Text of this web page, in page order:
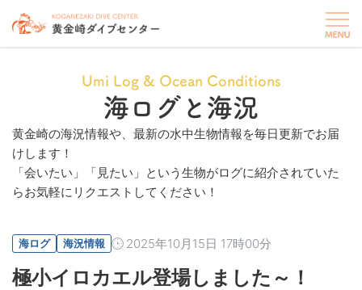
Umi Log & Ocean Conditions
海ログと海況
黄金崎の海況情報や、最新の水中生物情報を毎日更新でお届
けします！
「会いたい」「見たい」という生物がログに紹介されていた
らお気軽にリクエストしてください！
海ログ 海況情報 2025年10月15日 17時00分
極小イロカエル登場しました～！